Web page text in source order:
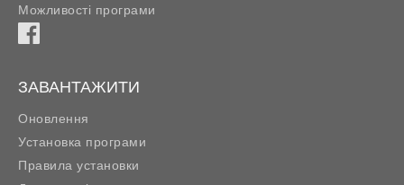
Можливості програми
ЗАВАНТАЖИТИ
Оновлення
Установка програми
Правила установки